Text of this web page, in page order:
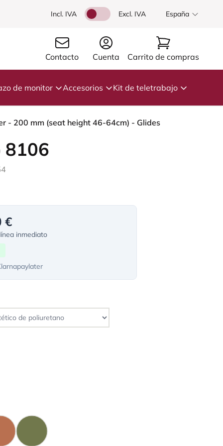
Incl. IVA Excl. IVA España
Contacto Cuenta Carrito de compras
de monitor Accesorios Kit de teletrabajo
- 200 mm (seat height 46-64cm) - Glides
8106
€
inmediato